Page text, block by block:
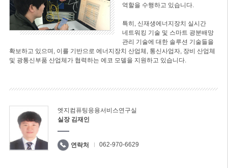
역할을 수행하고 있습니다.
특히, 신재생에너지장치 실시간
네트워킹 기술 및 스마트 광분배망
관리 기술에 대한 솔루션 기술들을
확보하고 있으며, 이를 기반으로 에너지장치 산업체, 통신사업자, 장비 산업체
및 광통신부품 산업체가 협력하는 에코 모델을 지원하고 있습니다.
엣지컴퓨팅응용서비스연구실
실장 김재인
연락처 062-970-6629